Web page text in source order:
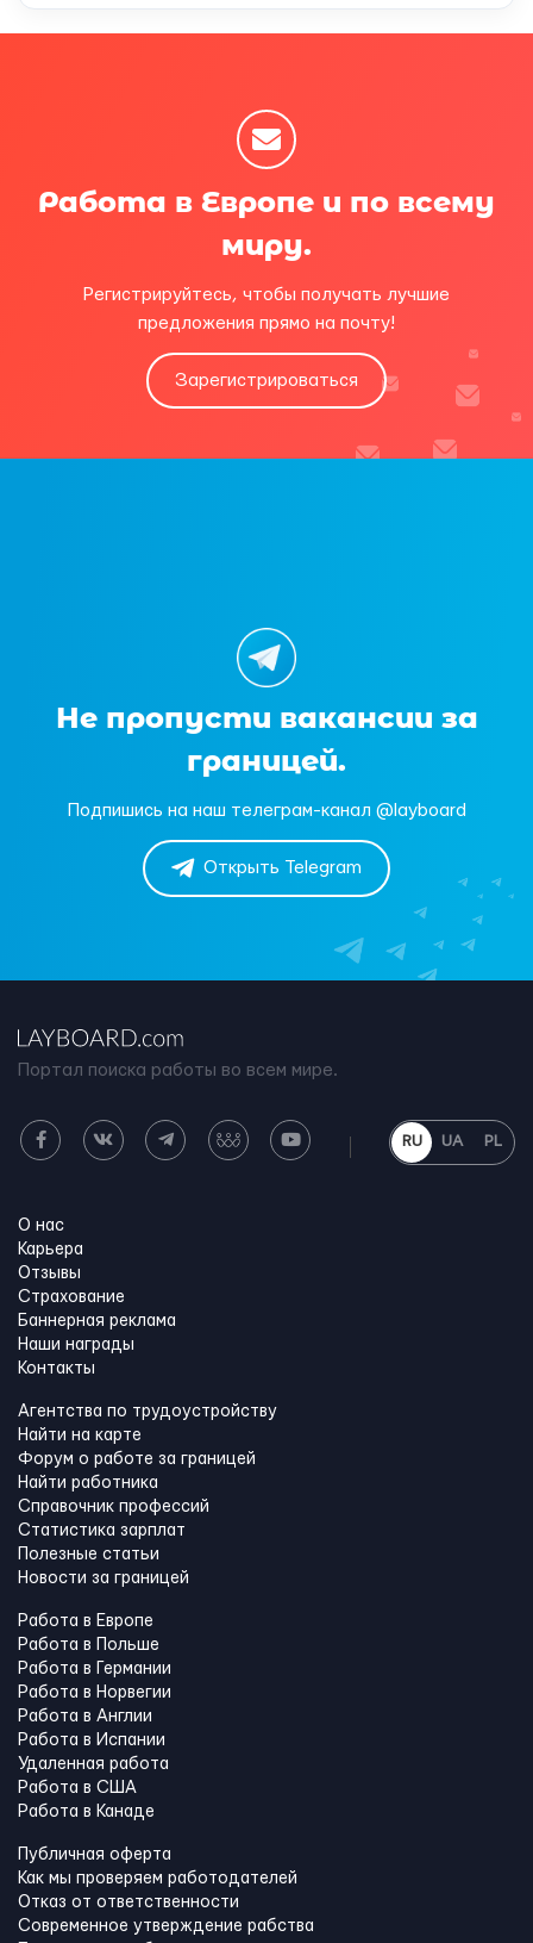
Работа в Европе и по всему
миру.
Регистрируйтесь, чтобы получать лучшие
предложения прямо на почту!
Зарегистрироваться
Не пропусти вакансии за
границей.
Подпишись на наш телеграм-канал @layboard
Открыть Telegram
Портал поиска работы во всем мире.
RU UA PL
О нас
Карьера
Отзывы
Страхование
Баннерная реклама
Наши награды
Контакты
Агентства по трудоустройству
Найти на карте
Форум о работе за границей
Найти работника
Справочник профессий
Статистика зарплат
Полезные статьи
Новости за границей
Работа в Европе
Работа в Польше
Работа в Германии
Работа в Норвегии
Работа в Англии
Работа в Испании
Удаленная работа
Работа в США
Работа в Канадe
Публичная оферта
Как мы проверяем работодателей
Отказ от ответственности
Современное утверждение рабства